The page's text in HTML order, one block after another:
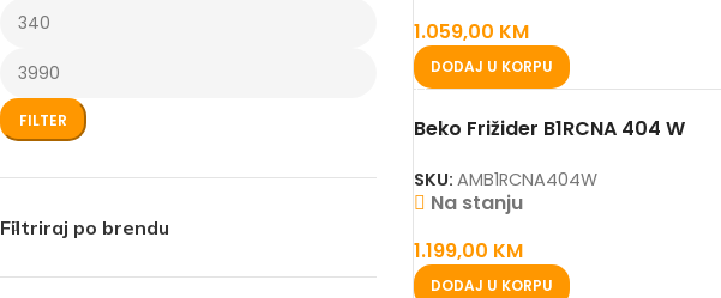
FILTER
Filtriraj po brendu
1.059,00 KM
DODAJ U KORPU
Beko Frižider B1RCNA 404 W
SKU: AMB1RCNA404W
Na stanju
1.199,00 KM
DODAJ U KORPU